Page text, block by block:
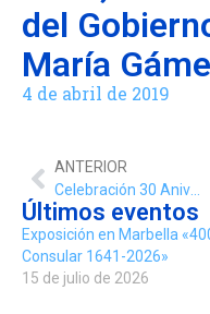
del
María
4 de abril de 2019
ANTERIOR
Últimos eventos
Exposición en Marbella
Consular 1641-2026»
15 de julio de 2026